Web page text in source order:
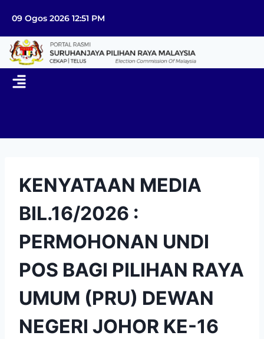
09 Ogos 2026 12:51 PM
KENYATAAN MEDIA
BIL.16/2026 :
PERMOHONAN UNDI
POS BAGI PILIHAN RAYA
UMUM (PRU) DEWAN
NEGERI JOHOR KE-16